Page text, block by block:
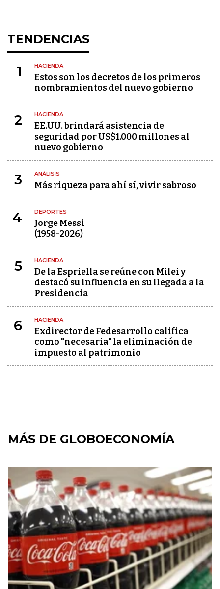
TENDENCIAS
1 HACIENDA
Estos son los decretos de los primeros
nombramientos del nuevo gobierno
2 HACIENDA
EE.UU. brindará asistencia de
seguridad por US$1.000 millones al
nuevo gobierno
3 ANÁLISIS
Más riqueza para ahí sí, vivir sabroso
4 DEPORTES
Jorge Messi
(1958-2026)
5 HACIENDA
De la Espriella se reúne con Milei y
destacó su influencia en su llegada a la
Presidencia
6 HACIENDA
Exdirector de Fedesarrollo califica
como "necesaria" la eliminación de
impuesto al patrimonio
MÁS DE GLOBOECONOMÍA